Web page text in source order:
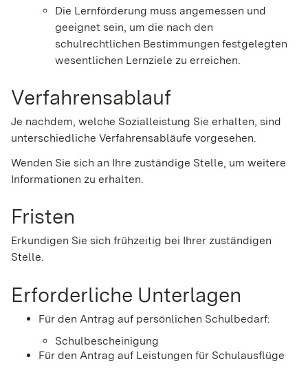
Die Lernförderung muss angemessen und
geeignet sein, um die nach den
schulrechtlichen Bestimmungen festgelegten
wesentlichen Lernziele zu erreichen.
Verfahrensablauf
Je nachdem, welche Sozialleistung Sie erhalten, sind
unterschiedliche Verfahrensabläufe vorgesehen.
Wenden Sie sich an Ihre zuständige Stelle, um weitere
Informationen zu erhalten.
Fristen
Erkundigen Sie sich frühzeitig bei Ihrer zuständigen
Stelle.
Erforderliche Unterlagen
Für den Antrag auf persönlichen Schulbedarf:
Schulbescheinigung
Für den Antrag auf Leistungen für Schulausflüge